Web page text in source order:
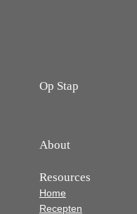
Op Stap
About
Resources
Home
Recepten